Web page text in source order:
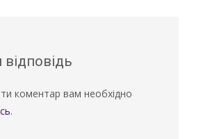
коментар вам необхідно
.